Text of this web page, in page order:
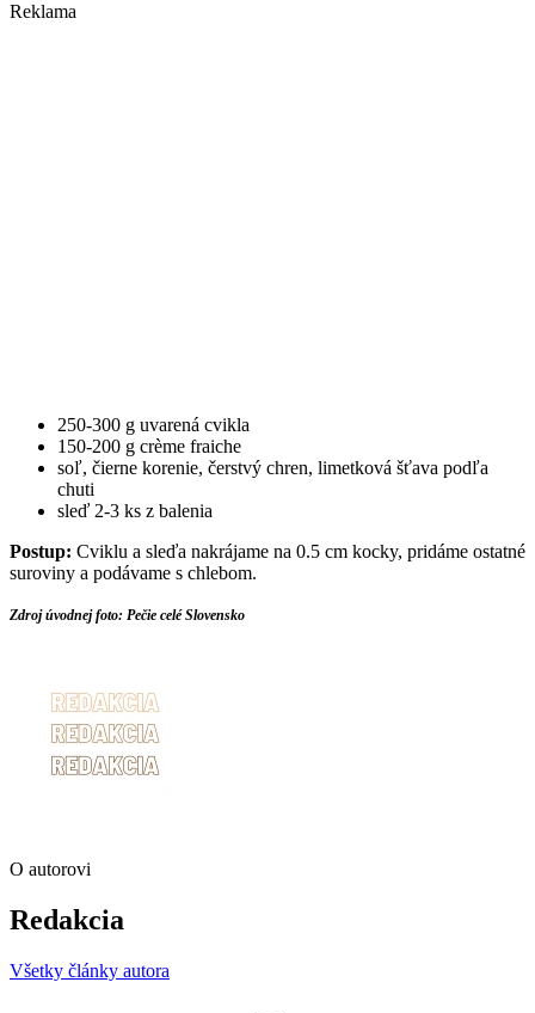
Reklama
250-300 g uvarená cvikla
150-200 g crème fraiche
soľ, čierne korenie, čerstvý chren, limetková šťava podľa
chuti
sleď 2-3 ks z balenia
Postup: Cviklu a sleďa nakrájame na 0.5 cm kocky, pridáme ostatné
suroviny a podávame s chlebom.
Zdroj úvodnej foto: Pečie celé Slovensko
O autorovi
Redakcia
Všetky články autora